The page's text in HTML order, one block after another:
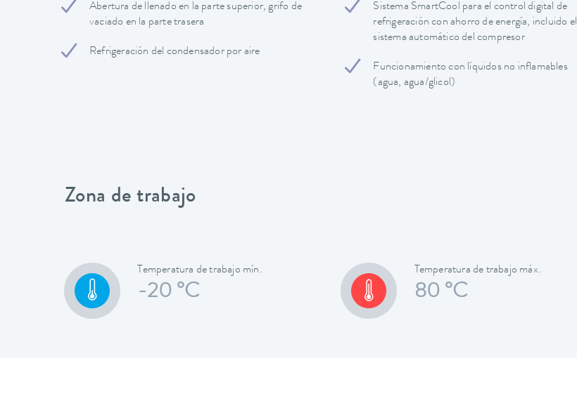
Abertura de llenado en la parte superior, grifo de
vaciado en la parte trasera
Refrigeración del condensador por aire
Sistema SmartCool para el control digital de
refrigeración con ahorro de energía, incluido el
sistema automático del compresor
Funcionamiento con líquidos no inflamables
(agua, agua/glicol)
Zona de trabajo
Temperatura de trabajo mín.
-20 °C
Temperatura de trabajo máx.
80 °C